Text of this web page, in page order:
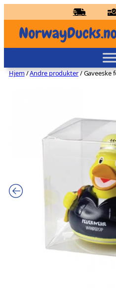
Badeand
kr86,00
til
innhold
Hjem/Andre produkter/ Gaveeske